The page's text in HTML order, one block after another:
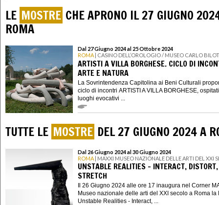
LE MOSTRE CHE APRONO IL 27 GIUGNO
ROMA
Dal 27 Giugno 2024 al 25 Ottobre 2024
ROMA | CASINO DELL’OROLOGIO / MUSEO CARLO
ARTISTI A VILLA BORGHESE. CICLO DI
ARTE E NATURA
La Sovrintendenza Capitolina ai Beni Culturali
ciclo di incontri ARTISTI A VILLA BORGHESE,
luoghi evocativi ...
TUTTE LE MOSTRE DEL 27 GIUGNO 2024 A
Dal 26 Giugno 2024 al 30 Giugno 2024
ROMA | MAXXI MUSEO NAZIONALE DELLE ARTI DEL XXI
UNSTABLE REALITIES - INTERACT, DISTORT,
STRETCH
Il 26 Giugno 2024 alle ore 17 inaugura nel Corner
Museo nazionale delle arti del XXI secolo a Roma la
Unstable Realities - Interact, ...